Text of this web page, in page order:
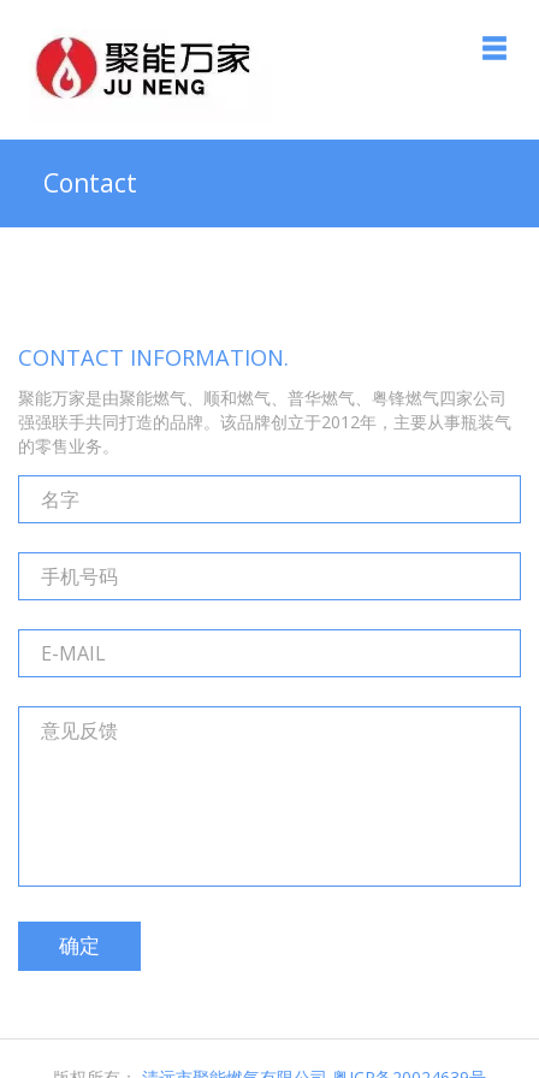
Contact
CONTACT INFORMATION.
聚能万家是由聚能燃气、顺和燃气、普华燃气、粤锋燃气四家公司
强强联手共同打造的品牌。该品牌创立于2012年，主要从事瓶装气
的零售业务。